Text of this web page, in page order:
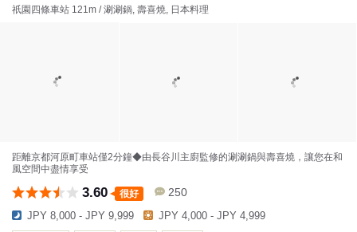
祇園四條車站 121m / 涮涮鍋, 壽喜燒, 日本料理
距離京都河原町車站僅2分鐘◆由長谷川主廚監修的涮涮鍋與壽喜燒，讓您在和
風空間中盡情享受
3.60 很好 250
JPY 8,000 - JPY 9,999 JPY 4,000 - JPY 4,999